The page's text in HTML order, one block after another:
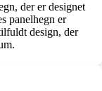
der er designet
panelhegn er
design, der